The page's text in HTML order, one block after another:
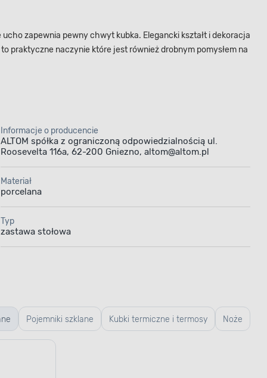
zapewnia pewny chwyt kubka. Elegancki kształt i dekoracja
praktyczne naczynie które jest również drobnym pomysłem na
Informacje o producencie
ALTOM spółka z ograniczoną odpowiedzialnością ul.
Roosevelta 116a, 62-200 Gniezno, altom@altom.pl
Materiał
porcelana
Typ
zastawa stołowa
Pojemniki szklane Kubki termiczne i termosy Noże